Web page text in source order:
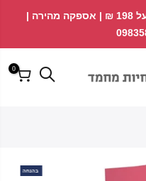
פתח ווידג'ט נגישות
משלוח חינם לכל הארץ בקנייה מעל 198 ₪ | אספקה מהירה |
0
בהנחה